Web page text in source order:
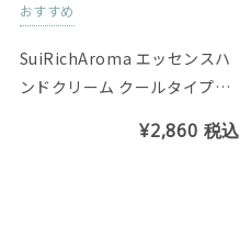
おすすめ
SuiRichAroma エッセンスハ
ンドクリーム クールタイプ
り）※チューブ45g
¥2,860 税込